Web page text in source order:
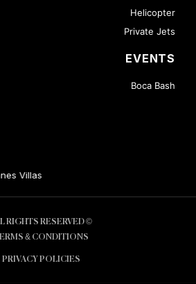
Helicopter
Private Jets
EVENTS
Boca Bash
Cannes Villas
© ALL RIGHTS RESERVED
& CONDITIONS
PRIVACY POLICIES